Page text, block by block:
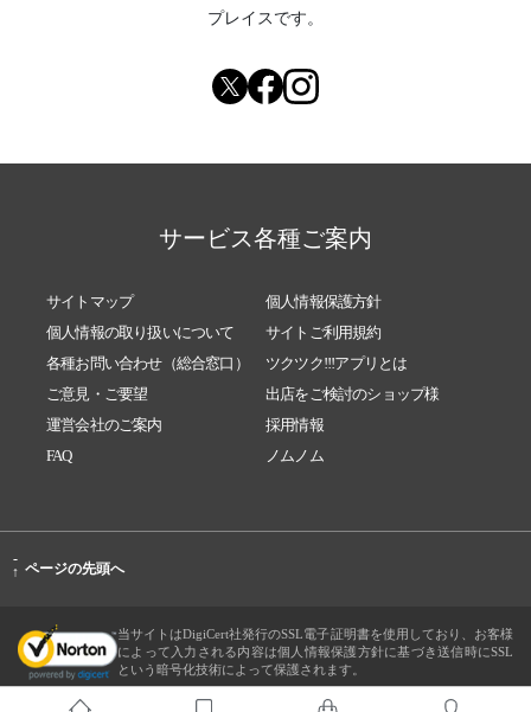
プレイスです。
サービス各種ご案内
サイトマップ
個人情報保護方針
個人情報の取り扱いについて
サイトご利用規約
各種お問い合わせ（総合窓口）
ツクツク!!!アプリとは
ご意見・ご要望
出店をご検討のショップ様
運営会社のご案内
採用情報
FAQ
ノムノム
-
↑ ページの先頭へ
当サイトはDigiCert社発行のSSL電子証明書を使用しており、お客様
によって入力される内容は個人情報保護方針に基づき送信時にSSL
という暗号化技術によって保護されます。